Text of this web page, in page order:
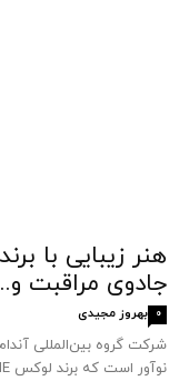
جادوی مراقبت
بهروز مجیدی 0